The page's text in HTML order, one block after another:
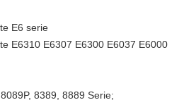
E6 serie
E6310 E6307 E6300 E6037 E6000
8389, 8889 Serie;